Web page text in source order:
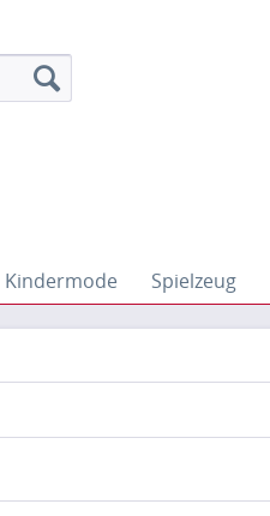
Kindermode Spielzeug